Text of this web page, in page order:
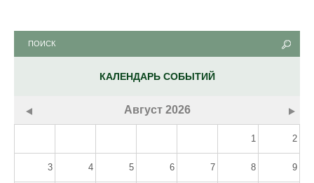
КАЛЕНДАРЬ СОБЫТИЙ
Август 2026
1 2
3 4 5 6 7 8 9